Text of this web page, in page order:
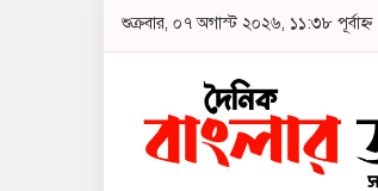
শুক্রবার, ০৭ অগাস্ট ২০২৬, ১১:৩৮ পূর্বাহ্ন